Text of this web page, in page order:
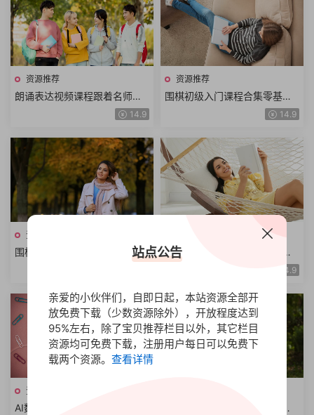
资源推荐
朗诵表达视频课程跟着名师学
习作品朗诵诗歌童话寓言散文
14.9
资源推荐
围棋初级入门课程合集零基础
学围棋快乐学习围棋动画围棋
14.9
资源推荐
围棋中级实战课程合集中级棋
理基本定式骗招怪招变化解析
网络爬虫体系课程从小白到高
手轻松搞定网络爬虫快速掌握
14.9
资源推荐
AI数字人变现实操课程短视频
AI工具GPT入门教程从基础概
站点公告
亲爱的小伙伴们，自即日起，本站资源全部开
放免费下载（少数资源除外），开放程度达到
95%左右，除了宝贝推荐栏目以外，其它栏目
资源均可免费下载，注册用户每日可以免费下
载两个资源。 查看详情